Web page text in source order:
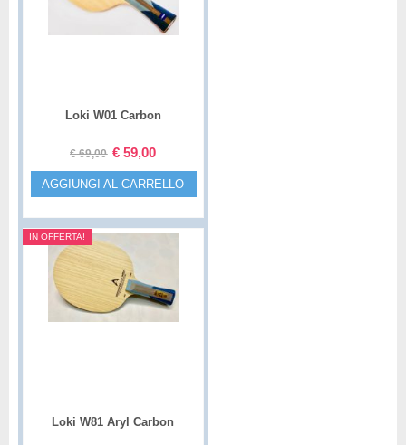
Loki W01 Carbon
€69,00 € 59,00
AGGIUNGI AL CARRELLO
IN OFFERTA!
Loki W81 Aryl Carbon